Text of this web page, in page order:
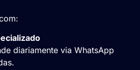
diariamente via WhatsApp